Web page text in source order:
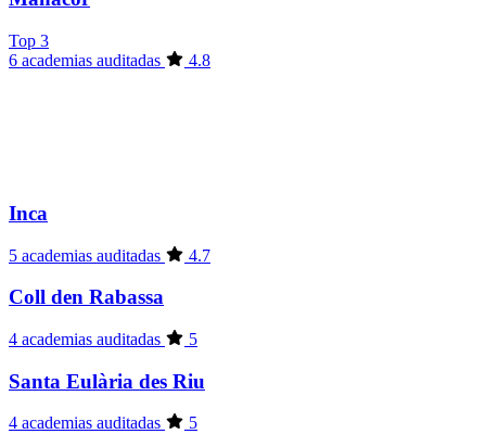
Top 3
6 academias auditadas
4.8
Inca
5 academias auditadas 4.7
Coll den Rabassa
4 academias auditadas 5
Santa Eulària des Riu
4 academias auditadas 5